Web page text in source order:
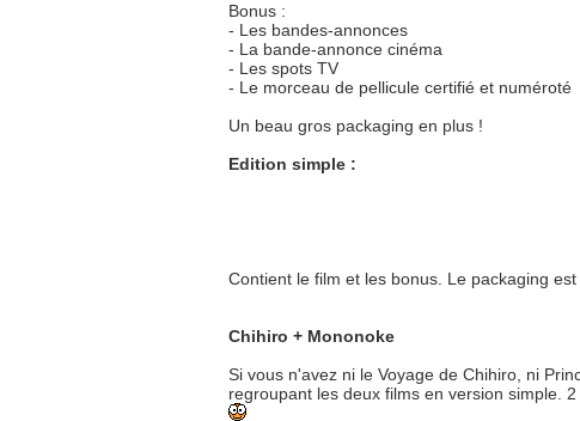
Bonus :
- Les bandes-annonces
- La bande-annonce cinéma
- Les spots TV
- Le morceau de pellicule certifié et numéroté
Un beau gros packaging en plus !
Edition simple :
Contient le film et les bonus. Le packaging
Chihiro + Mononoke
Si vous n'avez ni le Voyage de Chihiro, ni
regroupant les deux films en version simple.